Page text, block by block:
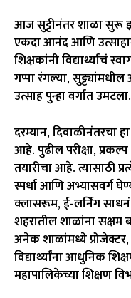
आज सुट्टीनंतर शाळा सुरू
एकदा आनंद आणि
शिक्षकांनी विद्यार्थ्यांचं
गप्पा रंगल्या,
उत्साह पुन्हा वर्गात उमटला.
दरम्यान, दिवाळीनंतरचा
आहे. पुढील परीक्षा,
तयारीचा आहे. त्यासाठी
स्पर्धा आणि अभ्यासवर्ग
क्लासरूम, ई-लर्निंग
शहरातील शाळांना सक्षम
अनेक शाळांमध्ये
विद्यार्थ्यांना आधुनिक
महापालिकेच्या शिक्षण